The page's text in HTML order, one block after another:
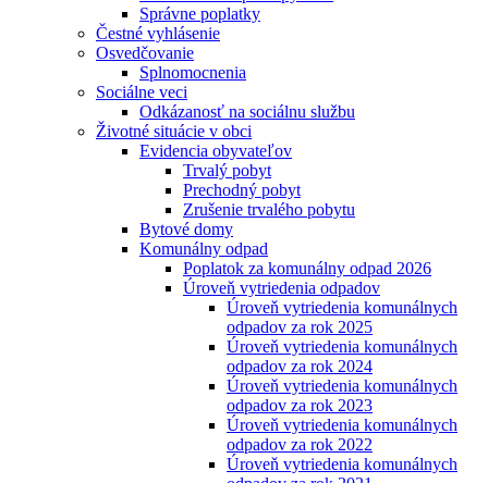
Správne poplatky
Čestné vyhlásenie
Osvedčovanie
Splnomocnenia
Sociálne veci
Odkázanosť na sociálnu službu
Životné situácie v obci
Evidencia obyvateľov
Trvalý pobyt
Prechodný pobyt
Zrušenie trvalého pobytu
Bytové domy
Komunálny odpad
Poplatok za komunálny odpad 2026
Úroveň vytriedenia odpadov
Úroveň vytriedenia komunálnych
odpadov za rok 2025
Úroveň vytriedenia komunálnych
odpadov za rok 2024
Úroveň vytriedenia komunálnych
odpadov za rok 2023
Úroveň vytriedenia komunálnych
odpadov za rok 2022
Úroveň vytriedenia komunálnych